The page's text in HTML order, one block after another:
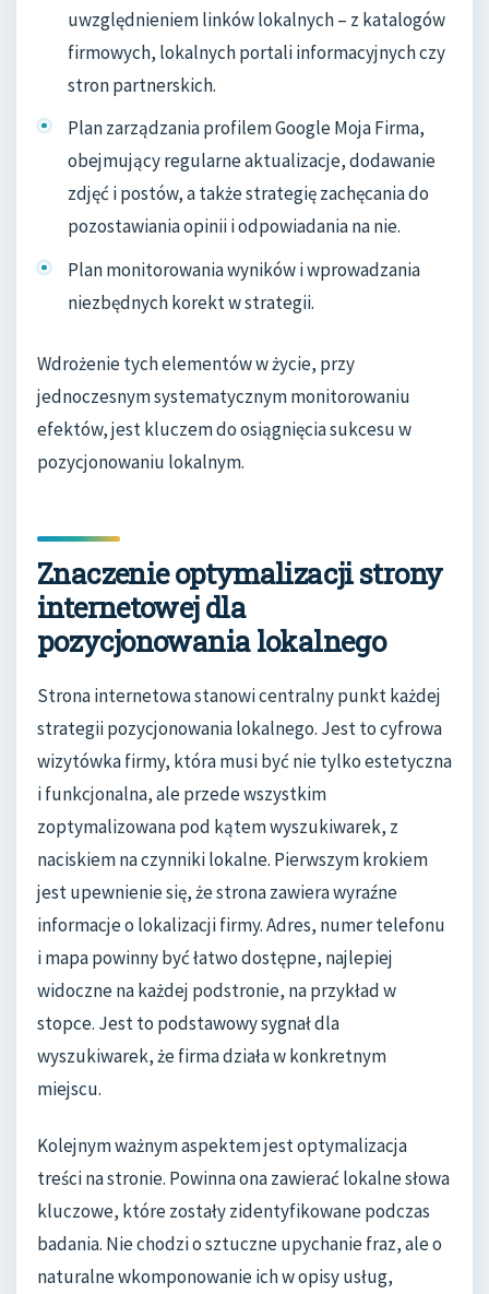
uwzględnieniem linków lokalnych – z katalogów
firmowych, lokalnych portali informacyjnych czy
stron partnerskich.
Plan zarządzania profilem Google Moja Firma,
obejmujący regularne aktualizacje, dodawanie
zdjęć i postów, a także strategię zachęcania do
pozostawiania opinii i odpowiadania na nie.
Plan monitorowania wyników i wprowadzania
niezbędnych korekt w strategii.
Wdrożenie tych elementów w życie, przy
jednoczesnym systematycznym monitorowaniu
efektów, jest kluczem do osiągnięcia sukcesu w
pozycjonowaniu lokalnym.
Znaczenie optymalizacji strony
internetowej dla
pozycjonowania lokalnego
Strona internetowa stanowi centralny punkt każdej
strategii pozycjonowania lokalnego. Jest to cyfrowa
wizytówka firmy, która musi być nie tylko estetyczna
i funkcjonalna, ale przede wszystkim
zoptymalizowana pod kątem wyszukiwarek, z
naciskiem na czynniki lokalne. Pierwszym krokiem
jest upewnienie się, że strona zawiera wyraźne
informacje o lokalizacji firmy. Adres, numer telefonu
i mapa powinny być łatwo dostępne, najlepiej
widoczne na każdej podstronie, na przykład w
stopce. Jest to podstawowy sygnał dla
wyszukiwarek, że firma działa w konkretnym
miejscu.
Kolejnym ważnym aspektem jest optymalizacja
treści na stronie. Powinna ona zawierać lokalne słowa
kluczowe, które zostały zidentyfikowane podczas
badania. Nie chodzi o sztuczne upychanie fraz, ale o
naturalne wkomponowanie ich w opisy usług,